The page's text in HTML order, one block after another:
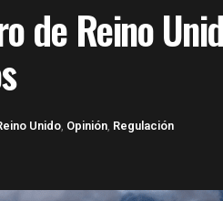
de Reino
Unido, Opinión, Regulación